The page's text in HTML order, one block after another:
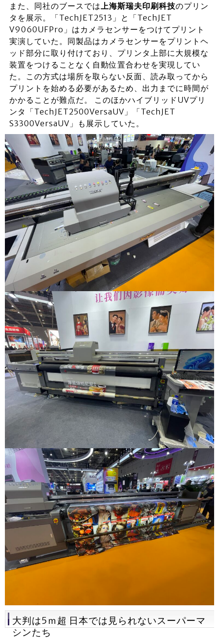
また、同社のブースでは 上海斯瑞夫印刷科技のプリン
タを展示。「TechJET2513」と「TechJET
V9060UFPro」はカメラセンサーをつけてプリント
実演していた。同製品はカメラセンサーをプリントヘ
ッド部分に取り付けており、プリンタ上部に大規模な
装置をつけることなく自動位置合わせを実現してい
た。この方式は場所を取らない反面、読み取ってから
プリントを始める必要があるため、出力までに時間が
かかることが難点だ。 このほかハイブリッドUVプリ
ンタ「TechJET2500VersaUV」「TechJET
S3300VersaUV」も展示していた。
大判は5ｍ超 日本では見られないスーパーマ
シンたち